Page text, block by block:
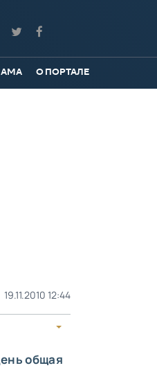
О ПОРТАЛЕ
19.11.2010 12:44
общая